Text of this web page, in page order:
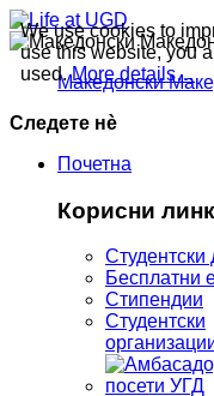
Македонски
Следете нè
Почетна
Корисни
Студентски
Бесплатни
Стипендии
Студентски
We use cookies to
use this website, you
used.More details…